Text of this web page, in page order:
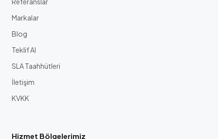
Markalar
Blog
Teklif Al
SLA Taahhütleri
İletişim
KVKK
Hizmet Bölgelerimiz